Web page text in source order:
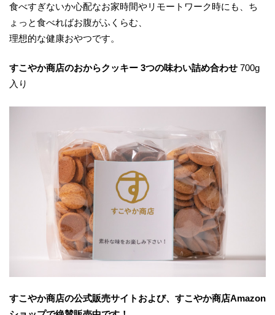
食べすぎないか心配なお家時間やリモートワーク時にも、ち
ょっと食べればお腹がふくらむ、
理想的な健康おやつです。
すこやか商店のおからクッキー 3つの味わい詰め合わせ 700g
入り
すこやか商店の公式販売サイトおよび、すこやか商店Amazon